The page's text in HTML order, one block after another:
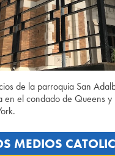
de la parroquia San
en el condado de Queens
MEDIOS